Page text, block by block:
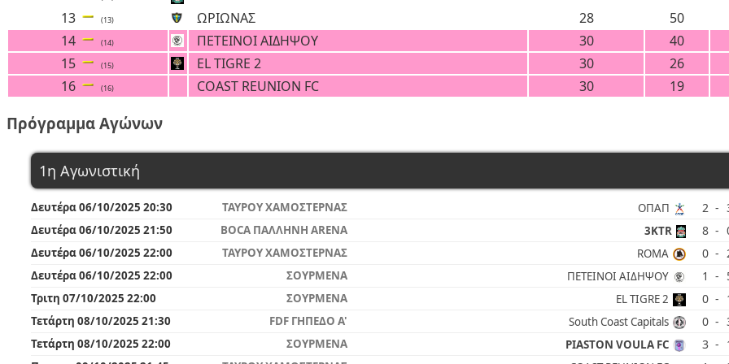
13
(13) ΩΡΙΩΝΑΣ 28
50
14
(14) ΠΕΤΕΙΝΟΙ ΑΙΔΗΨΟΥ 30
40
15
(15) EL TIGRE 2 30
26
16
(16) COAST REUNION FC 30 19
Πρόγραμμα Αγώνων
1η Αγωνιστική
Δευτέρα 06/10/2025 20:30 ΤΑΥΡΟΥ ΧΑΜΟΣΤΕΡΝΑΣ ΟΠΑΠ 2 -
Δευτέρα 06/10/2025 21:50 BOCA ΠΑΛΛΗΝΗ ARENA 3KTR 8 -
Δευτέρα 06/10/2025 22:00 ΤΑΥΡΟΥ ΧΑΜΟΣΤΕΡΝΑΣ ROMA 0 -
Δευτέρα 06/10/2025 22:00 ΣΟΥΡΜΕΝΑ ΠΕΤΕΙΝΟΙ ΑΙΔΗΨΟΥ 1 -
Τριτη 07/10/2025 22:00 ΣΟΥΡΜΕΝΑ EL TIGRE 2 0 -
Τετάρτη 08/10/2025 21:30 FDF ΓΗΠΕΔΟ A' South Coast Capitals 0 -
Τετάρτη 08/10/2025 22:00 ΣΟΥΡΜΕΝΑ PIASTON VOULA FC 3 -